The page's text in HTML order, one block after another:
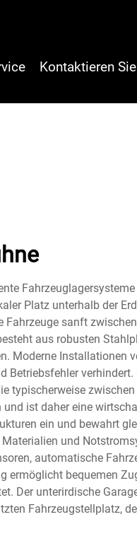
Kontaktieren
Platz unterhalb der
sanft
aus robusten
Moderne Installationen
Betriebsfehler
typischerweise
ist daher eine
ein und bewahrt
und
automatische
ermöglicht bequemen
Der unterirdische
Fahrzeugstellplatz,